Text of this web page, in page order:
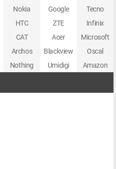
Nokia Google
Tecno
HTC ZTE
Infinix
CAT Acer
Microsoft
Archos Blackview
Oscal
Nothing Umidigi Amazon